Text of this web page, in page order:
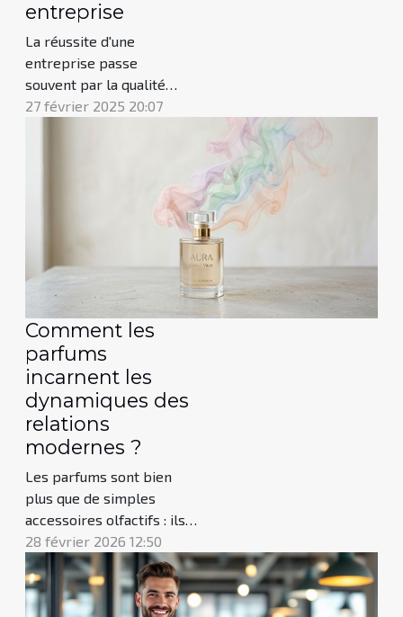
Comment les
parfums
incarnent les
dynamiques des
relations
modernes ?
Les parfums sont bien
plus que de simples
accessoires olfactifs : ils
reflètent subtilement les
mouvements et
transformations de la
société contemporaine,
28 février 2026 12:50
entreprise
La réussite d'une
entreprise passe
souvent par la qualité
de ses recrutements,
sélection d'un cabinet
s'avérer être une tâche
complexe. Cet article
propose une
exploration des...
27 février 2025 20:07